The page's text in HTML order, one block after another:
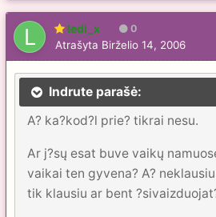
ledi_x 0
Atrašyta Birželio 14, 2006
Indrute parašė:
A? ka?kod?l prie? tikrai nesu.
Ar j?sų esat buve vaikų
vaikai ten gyvena? A?
tik klausiu ar bent